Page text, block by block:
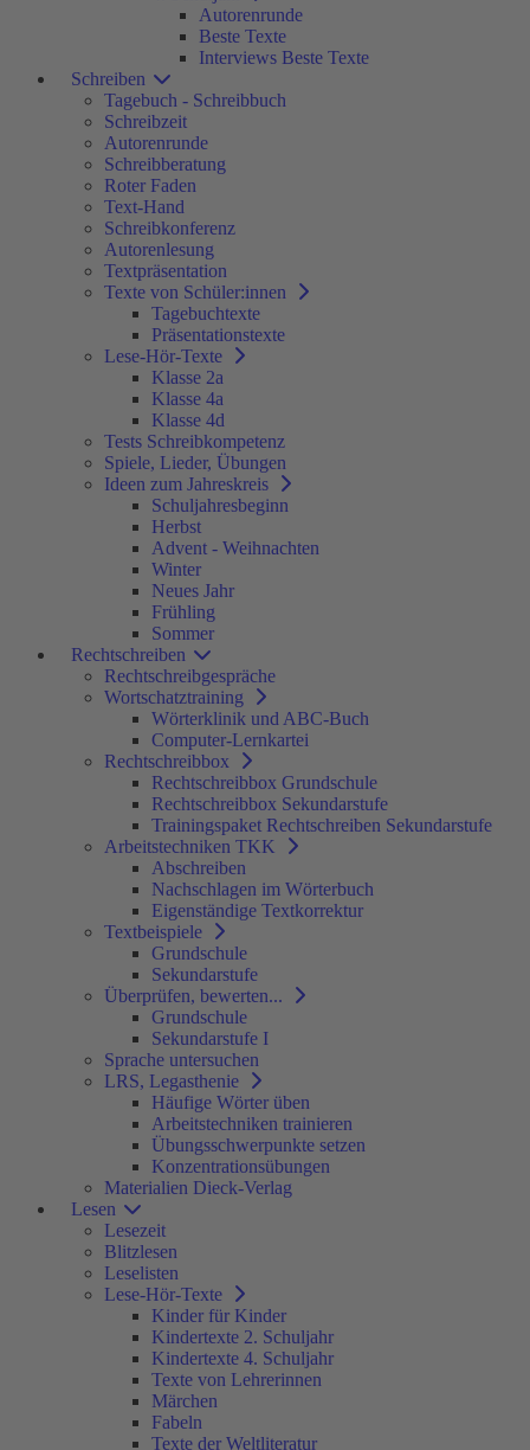
Autorenrunde
Beste Texte
Interviews Beste Texte
Schreiben
Tagebuch - Schreibbuch
Schreibzeit
Autorenrunde
Schreibberatung
Roter Faden
Text-Hand
Schreibkonferenz
Autorenlesung
Textpräsentation
Texte von Schüler:innen
Tagebuchtexte
Präsentationstexte
Lese-Hör-Texte
Klasse 2a
Klasse 4a
Klasse 4d
Tests Schreibkompetenz
Spiele, Lieder, Übungen
Ideen zum Jahreskreis
Schuljahresbeginn
Herbst
Advent - Weihnachten
Winter
Neues Jahr
Frühling
Sommer
Rechtschreiben
Rechtschreibgespräche
Wortschatztraining
Wörterklinik und ABC-Buch
Computer-Lernkartei
Rechtschreibbox
Rechtschreibbox Grundschule
Rechtschreibbox Sekundarstufe
Trainingspaket Rechtschreiben Sekundarstufe
Arbeitstechniken TKK
Abschreiben
Nachschlagen im Wörterbuch
Eigenständige Textkorrektur
Textbeispiele
Grundschule
Sekundarstufe
Überprüfen, bewerten...
Grundschule
Sekundarstufe I
Sprache untersuchen
LRS, Legasthenie
Häufige Wörter üben
Arbeitstechniken trainieren
Übungsschwerpunkte setzen
Konzentrationsübungen
Materialien Dieck-Verlag
Lesen
Lesezeit
Blitzlesen
Leselisten
Lese-Hör-Texte
Kinder für Kinder
Kindertexte 2. Schuljahr
Kindertexte 4. Schuljahr
Texte von Lehrerinnen
Märchen
Fabeln
Texte der Weltliteratur